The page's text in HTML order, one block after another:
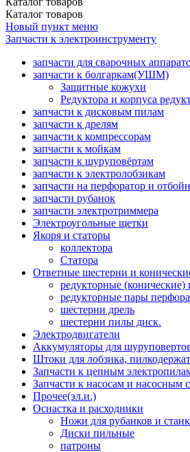
Каталог товаров
Новый пункт меню
Запчасти к электроинструменту
запчасти для сварочных
запчасти к болгаркам(УШМ)
Защитные кожухи
Редуктора и корпуса
запчасти к дисковым пилам
запчасти к дрелям
запчасти к компрессорам
запчасти к мойкам
запчасти к шуруповёртам
запчасти к электролобзикам
запчасти на перфоратор и
запчасти рубанок
запчасти электротриммера
Электроугольные щетки
Якоря и статоры
коллектора
Статора
Ответные шестерни и
редукторные
редукторные пары
шестерни дрель
шестерни пилы диск.
Электродвигатели
Аккумуляторы для
Штоки для лобзика,
Запчасти к цепным
Запчасти к насосам и насосным
Прочее(эл.и.)
Оснастка и расходники
Ножи для рубанков и
Диски пильные
патроны